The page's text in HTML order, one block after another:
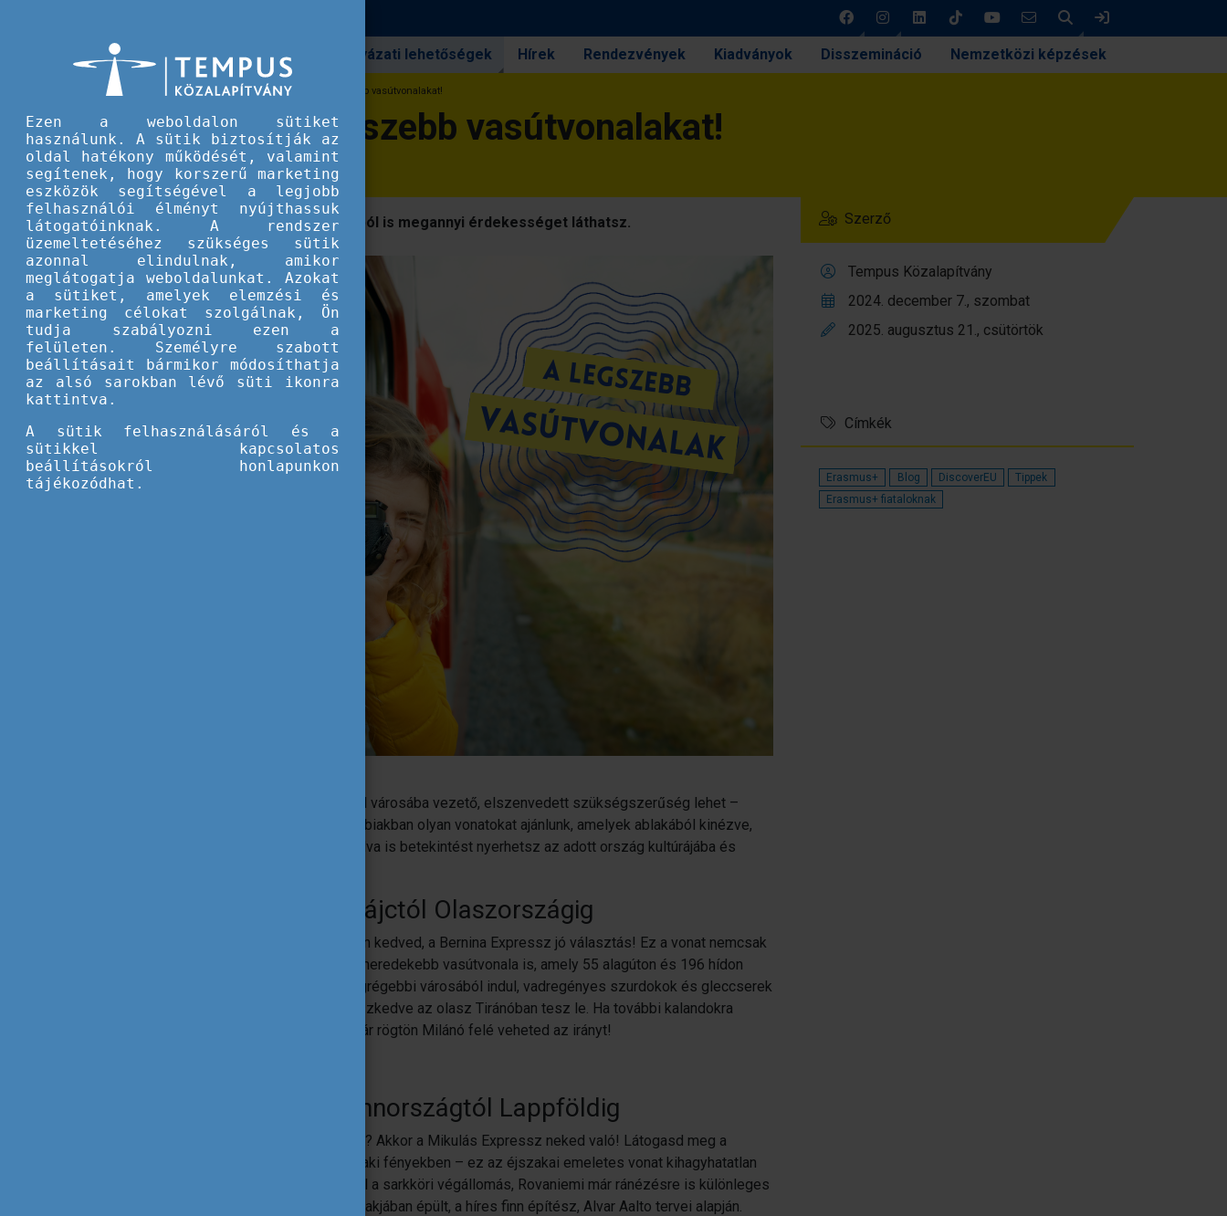
Keresés
Pályázati lehetőségek Hírek Rendezvények Kiadványok Disszemináció Nemzetközi képzések
DiscoverEU Fedezd fel a legszebb vasútvonalakat!
Fedezd fel a legszebb vasútvonalakat!
Ezeken az útvonalakon a vonatablakból is megannyi érdekességet láthatsz.
A hosszú vonatozás nem csak az álmaid városába vezető, elszenvedett szükségszerűség lehet –
maga az utazás is lehet élmény! Az alábbiakban olyan vonatokat ajánlunk, amelyek ablakából kinézve,
vagy akár egy-egy megállóhelyen kiszállva is betekintést nyerhetsz az adott ország kultúrájába és
– Svájctól Olaszországig
Ha változatos, hegyes-völgyes úthoz van kedved, a Bernina Expressz jó választás! Ez a vonat nemcsak
Európa legmagasabb, hanem a világ legmeredekebb vasútvonala is, amely 55 alagúton és 196 hídon
keresztül szállítja utasait. Az út Svájc legrégebbi városából indul, vadregényes szurdokok és gleccserek
között halad, majd a hegyek közül leereszkedve az olasz Tiránóban tesz le. Ha további kalandokra
vágysz, innen a Comói-tó érintésével akár rögtön Milánó felé veheted az irányt!
– Finnországtól Lappföldig
Inkább egy mesébe illő utazásra vágysz? Akkor a Mikulás Expressz neked való! Látogasd meg a
Mikulás faluját vagy gyönyörködj az északi fényekben – ez az éjszakai emeletes vonat kihagyhatatlan
téli élményeket tartogat neked! Ráadásul a sarkköri végállomás, Rovaniemi már ránézésre is különleges
élmény: az egész város rénszarvasfej alakjában épült, a híres finn építész, Alvar Aalto tervei alapján.
Szerző
Tempus Közalapítvány
2024. december 7., szombat
2025. augusztus 21., csütörtök
Címkék
Erasmus+ Blog DiscoverEU
Tippek
Erasmus+ fiataloknak
Ezen a weboldalon sütiket
használunk. A sütik biztosítják az
oldal hatékony működését, valamint
segítenek, hogy korszerű marketing
eszközök segítségével a legjobb
felhasználói élményt nyújthassuk
látogatóinknak. A rendszer
üzemeltetéséhez szükséges sütik
azonnal elindulnak, amikor
meglátogatja weboldalunkat. Azokat
a sütiket, amelyek elemzési és
marketing célokat szolgálnak, Ön
tudja szabályozni ezen a
felületen. Személyre szabott
beállításait bármikor módosíthatja
az alsó sarokban lévő süti ikonra
kattintva.
A sütik felhasználásáról és a
sütikkel kapcsolatos
beállításokról honlapunkon
tájékozódhat.